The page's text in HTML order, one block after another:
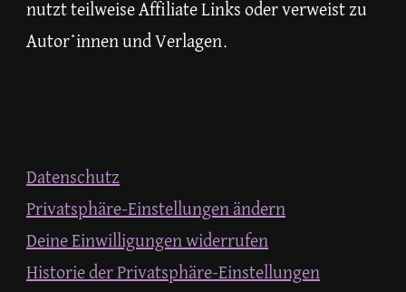
nutzt teilweise Affiliate Links oder verweist zu
Autor*innen und Verlagen.
Datenschutz
Privatsphäre-Einstellungen ändern
Deine Einwilligungen widerrufen
Historie der Privatsphäre-Einstellungen